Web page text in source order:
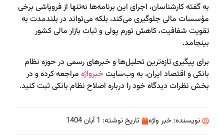
به گفته کارشناسان، اجرای این برنامه‌ها نه‌تنها از فروپاشی برخی
مؤسسات مالی جلوگیری می‌کند، بلکه می‌تواند در بلندمدت به
تقویت شفافیت، کاهش تورم پولی و ثبات بازار مالی کشور
بینجامد.
برای پیگیری تازه‌ترین تحلیل‌ها و خبرهای رسمی در حوزه نظام
بانکی و اقتصاد ایران، به وب‌سایت خبرواژه مراجعه کرده و در
بخش نظرات دیدگاه خود را درباره اصلاح نظام بانکی ثبت کنید.
نویسنده: خبر واژه تاریخ نوشته: 1 آبان 1404